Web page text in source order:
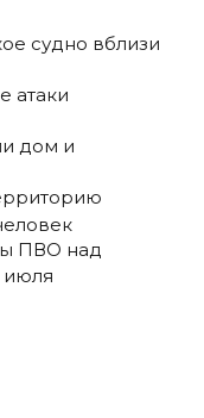
судно вблизи
атаки
дом и
ПВО над
июля